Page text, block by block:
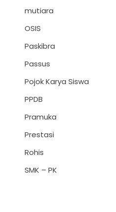
mutiara
OSIS
Paskibra
Passus
Pojok Karya Siswa
PPDB
Pramuka
Prestasi
Rohis
SMK – PK